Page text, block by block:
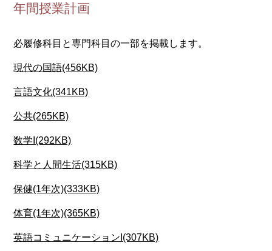
年間授業計画
必履修科目と専門科目の一部を掲載します。
現代の国語(456KB)
言語文化(341KB)
公共(265KB)
数学I(292KB)
科学と人間生活(315KB)
保健(1年次)(333KB)
体育(1年次)(365KB)
英語コミュニケーションI(307KB)